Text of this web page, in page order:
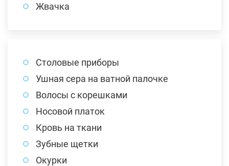
Жвачка
Столовые приборы
Ушная сера на ватной палочке
Волосы с корешками
Носовой платок
Кровь на ткани
Зубные щетки
Окурки